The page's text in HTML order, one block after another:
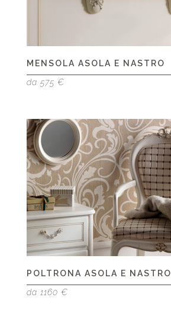
MENSOLA ASOLA E NASTRO
da 575 €
POLTRONA ASOLA E NASTRO
da 1160 €